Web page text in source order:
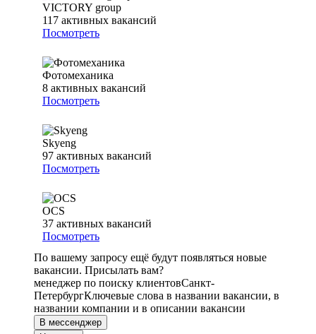
VICTORY group
117 активных вакансий
Посмотреть
Фотомеханика
8 активных вакансий
Посмотреть
Skyeng
97 активных вакансий
Посмотреть
OCS
37 активных вакансий
Посмотреть
По вашему запросу ещё будут появляться новые
вакансии. Присылать вам?
менеджер по поиску клиентовСанкт-
ПетербургКлючевые слова в названии вакансии, в
названии компании и в описании вакансии
В мессенджер